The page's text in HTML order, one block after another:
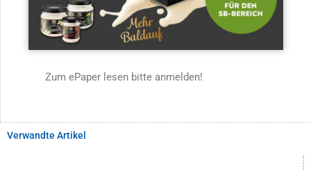
Zum ePaper lesen bitte anmelden!
Verwandte Artikel